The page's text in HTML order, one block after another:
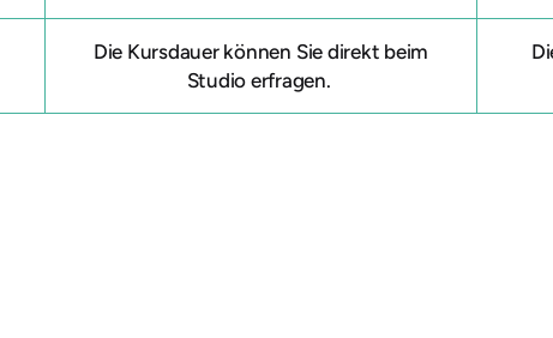
Die Kursdauer können Sie direkt beim
Studio erfragen.